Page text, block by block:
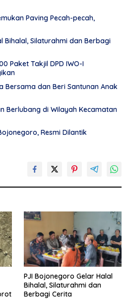
Paving Pecah-pecah,
Bihalal, Silaturahmi dan Berbagi
Paket Takjil DPD IWO-I
Bersama dan Beri Santunan Anak
Berlubang di Wilayah Kecamatan
Resmi Dilantik
PJI Bojonegoro Gelar Halal
Bihalal, Silaturahmi dan
Berbagi Cerita